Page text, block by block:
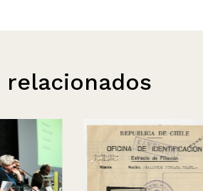
relacionados